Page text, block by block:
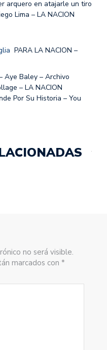
arquero en atajarle un tiro
Lima – LA NACION
PARA LA NACION –
Aye Baley – Archivo
– LA NACION
Por Su Historia – You
no será visible.
marcados con *